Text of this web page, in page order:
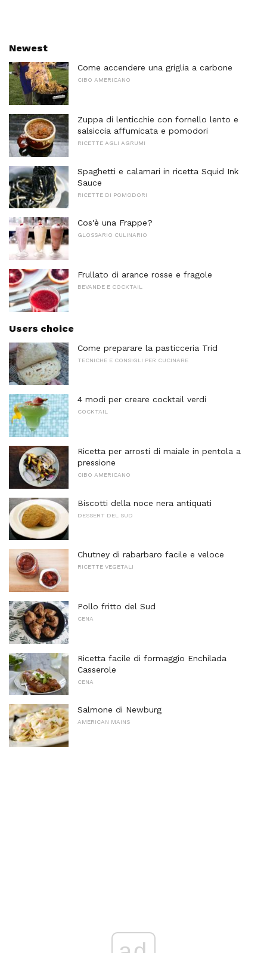
Newest
Come accendere una griglia a carbone
CIBO AMERICANO
Zuppa di lenticchie con fornello lento e
salsiccia affumicata e pomodori
RICETTE AGLI AGRUMI
Spaghetti e calamari in ricetta Squid Ink
Sauce
RICETTE DI POMODORI
Cos'è una Frappe?
GLOSSARIO CULINARIO
Frullato di arance rosse e fragole
BEVANDE E COCKTAIL
Users choice
Come preparare la pasticceria Trid
TECNICHE E CONSIGLI PER CUCINARE
4 modi per creare cocktail verdi
COCKTAIL
Ricetta per arrosti di maiale in pentola a
pressione
CIBO AMERICANO
Biscotti della noce nera antiquati
DESSERT DEL SUD
Chutney di rabarbaro facile e veloce
RICETTE VEGETALI
Pollo fritto del Sud
CENA
Ricetta facile di formaggio Enchilada
Casserole
CENA
Salmone di Newburg
AMERICAN MAINS